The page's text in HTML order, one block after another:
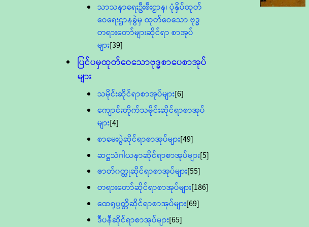
သာသနာရေးဦးစီးဌာန၊ ပုံနှိပ်ထုတ်
ဝေရေးဌာနခွဲမှ ထုတ်ဝေသော ဗုဒ္ဓ
တရားတော်များဆိုင်ရာ စာအုပ်
များ[39]
ပြင်ပမှထုတ်ဝေသောဗုဒ္ဓစာပေစာအုပ်
များ
သမိုင်းဆိုင်ရာစာအုပ်များ[6]
ကျောင်းတိုက်သမိုင်းဆိုင်ရာစာအုပ်
များ[4]
စာမေးပွဲဆိုင်ရာစာအုပ်များ[49]
ဆဋ္ဌသံဂါယနာဆိုင်ရာစာအုပ်များ[5]
ဇာတ်၀တ္ထုဆိုင်ရာစာအုပ်များ[55]
တရားတော်ဆိုင်ရာစာအုပ်များ[186]
ထေရုပ္ပတ္တိဆိုင်ရာစာအုပ်များ[69]
ဒီပနီဆိုင်ရာစာအုပ်များ[65]